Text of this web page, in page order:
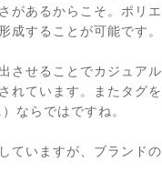
があるからこそ。ポリ
成することが可能です。
させることでカジュア
れています。またタグ
ならではですね。
ていますが、ブランド